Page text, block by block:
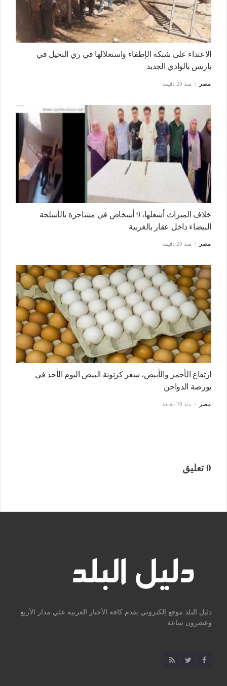
الاعتداء على شبكة الإطفاء واستغلالها في ري النخيل في
باريس بالوادي الجديد
مصر منذ 20 دقيقة
خلاف الميراث أشعلها، 9 أشخاص في مشاجرة بالأسلحة
البيضاء داخل عقار بالغربية
مصر منذ 20 دقيقة
ارتفاع الأحمر والأبيض، سعر كرتونة البيض اليوم الأحد في
بورصة الدواجن
مصر منذ 20 دقيقة
0 تعليق
دليل البلد موقع إلكتروني يقدم كافة الأخبار العربية علي مدار الأربع
وعشرون ساعة